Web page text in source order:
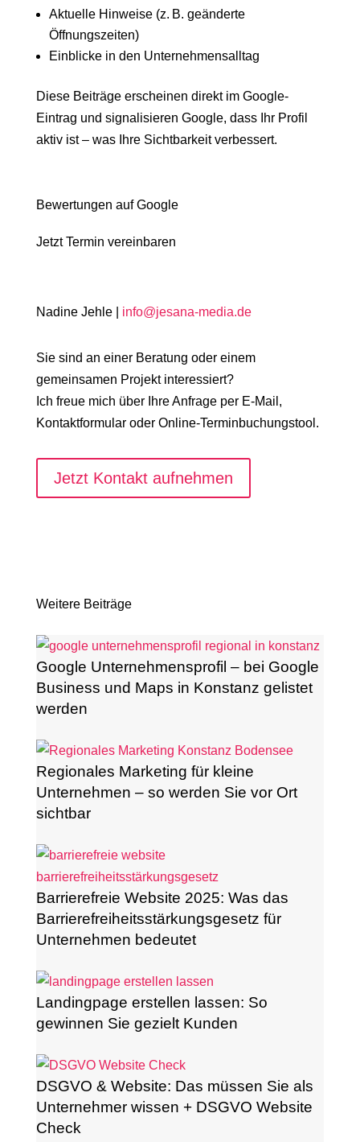
Aktuelle Hinweise (z. B. geänderte
Öffnungszeiten)
Einblicke in den Unternehmensalltag
Diese Beiträge erscheinen direkt im Google-
Eintrag und signalisieren Google, dass Ihr Profil
aktiv ist – was Ihre Sichtbarkeit verbessert.
Bewertungen auf Google
Jetzt Termin vereinbaren
Nadine Jehle | info@jesana-media.de
Sie sind an einer Beratung oder einem
gemeinsamen Projekt interessiert?
Ich freue mich über Ihre Anfrage per E-Mail,
Kontaktformular oder Online-Terminbuchungstool.
Jetzt Kontakt aufnehmen
Weitere Beiträge
Google Unternehmensprofil – bei Google
Business und Maps in Konstanz gelistet
werden
Regionales Marketing für kleine
Unternehmen – so werden Sie vor Ort
sichtbar
Barrierefreie Website 2025: Was das
Barrierefreiheitsstärkungsgesetz für
Unternehmen bedeutet
Landingpage erstellen lassen: So
gewinnen Sie gezielt Kunden
DSGVO & Website: Das müssen Sie als
Unternehmer wissen + DSGVO Website
Check